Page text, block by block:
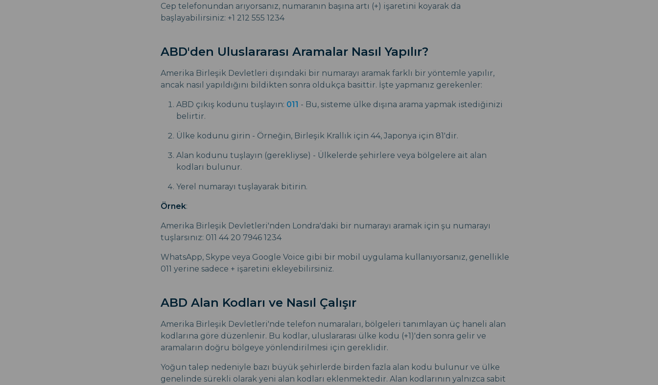
Cep telefonundan arıyorsanız, numaranın başına artı (+) işaretini koyarak da
başlayabilirsiniz: +1 212 555 1234
ABD'den Uluslararası Aramalar Nasıl Yapılır?
Amerika Birleşik Devletleri dışındaki bir numarayı aramak farklı bir yöntemle yapılır,
ancak nasıl yapıldığını bildikten sonra oldukça basittir. İşte yapmanız gerekenler:
ABD çıkış kodunu tuşlayın: 011 - Bu, sisteme ülke dışına arama yapmak istediğinizi
belirtir.
Ülke kodunu girin - Örneğin, Birleşik Krallık için 44, Japonya için 81'dir.
Alan kodunu tuşlayın (gerekliyse) - Ülkelerde şehirlere veya bölgelere ait alan
kodları bulunur.
Yerel numarayı tuşlayarak bitirin.
Örnek:
Amerika Birleşik Devletleri'nden Londra'daki bir numarayı aramak için şu numarayı
tuşlarsınız: 011 44 20 7946 1234
WhatsApp, Skype veya Google Voice gibi bir mobil uygulama kullanıyorsanız, genellikle
011 yerine sadece + işaretini ekleyebilirsiniz.
ABD Alan Kodları ve Nasıl Çalışır
Amerika Birleşik Devletleri'nde telefon numaraları, bölgeleri tanımlayan üç haneli alan
kodlarına göre düzenlenir. Bu kodlar, uluslararası ülke kodu (+1)'den sonra gelir ve
aramaların doğru bölgeye yönlendirilmesi için gereklidir.
Yoğun talep nedeniyle bazı büyük şehirlerde birden fazla alan kodu bulunur ve ülke
genelinde sürekli olarak yeni alan kodları eklenmektedir. Alan kodlarının yalnızca sabit